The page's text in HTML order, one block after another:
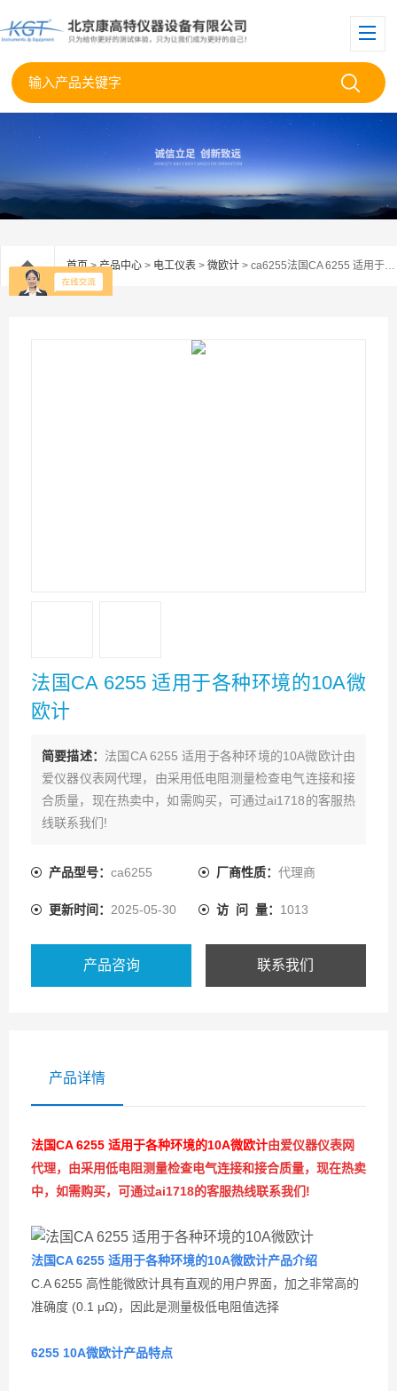
首页>产品中心 > 电工仪表 > 微欧计 > ca6255法国CA 6255 适用于各种环境的10A微欧计
法国CA 6255 适用于各种环境的10A微
欧计
简要描述： 法国CA 6255 适用于各种环境的10A微欧计由
爱仪器仪表网代理，由采用低电阻测量检查电气连接和接
合质量，现在热卖中，如需购买，可通过ai1718的客服热
线联系我们!
产品型号： ca6255 厂商性质： 代理商
更新时间： 2025-05-30 访 问 量： 1013
产品咨询 联系我们
产品详情
法国CA 6255 适用于各种环境的10A微欧计由爱仪器仪表网
代理，由采用低电阻测量检查电气连接和接合质量，现在热卖
中，如需购买，可通过ai1718的客服热线联系我们!
法国CA 6255 适用于各种环境的10A微欧计产品介绍
C.A 6255 高性能微欧计具有直观的用户界面，加之非常高的
准确度 (0.1 μΩ)，因此是测量极低电阻值选择
6255 10A微欧计产品特点